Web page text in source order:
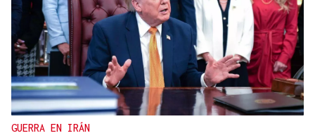
GUERRA EN IRÁN